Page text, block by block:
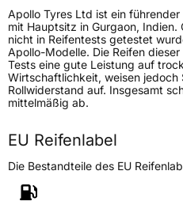
Gewicht (in kg) 6,948 kg
Generelle Merkmale
FahrzeugtypPKW
VerwendungSommerreifen
FahrzeugartPKW & SUV
Weitere Eigenschaften
Apollo Tyres Ltd ist ein
mit Hauptsitz in Gurgaon,
nicht in Reifentests getestet
Apollo-Modelle. Die Reifen
Tests eine gute Leistung auf
Wirtschaftlichkeit, weisen jedoch
Rollwiderstand auf. Insgesamt
mittelmäßig ab.
EU Reifenlabel
Die Bestandteile des EU